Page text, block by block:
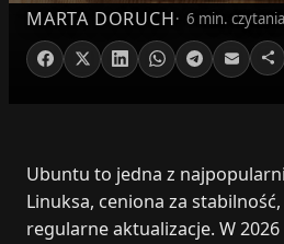
MARTA DORUCH 6 min. czytania
Ubuntu to jedna z
Linuksa, ceniona za stabilność,
regularne aktualizacje. W